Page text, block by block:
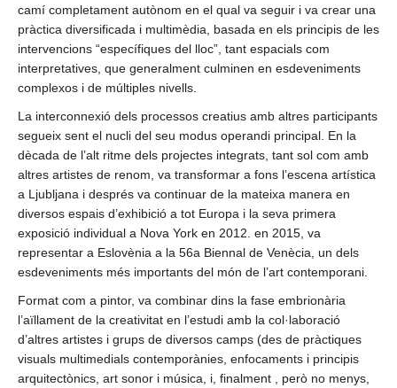
camí completament autònom en el qual va seguir i va crear una
pràctica diversificada i multimèdia, basada en els principis de les
intervencions “específiques del lloc”, tant espacials com
interpretatives, que generalment culminen en esdeveniments
complexos i de múltiples nivells.
La interconnexió dels processos creatius amb altres participants
segueix sent el nucli del seu modus operandi principal. En la
dècada de l’alt ritme dels projectes integrats, tant sol com amb
altres artistes de renom, va transformar a fons l’escena artística
a Ljubljana i després va continuar de la mateixa manera en
diversos espais d’exhibició a tot Europa i la seva primera
exposició individual a Nova York en 2012. en 2015, va
representar a Eslovènia a la 56a Biennal de Venècia, un dels
esdeveniments més importants del món de l’art contemporani.
Format com a pintor, va combinar dins la fase embrionària
l’aïllament de la creativitat en l’estudi amb la col·laboració
d’altres artistes i grups de diversos camps (des de pràctiques
visuals multimedials contemporànies, enfocaments i principis
arquitectònics, art sonor i música, i, finalment , però no menys,